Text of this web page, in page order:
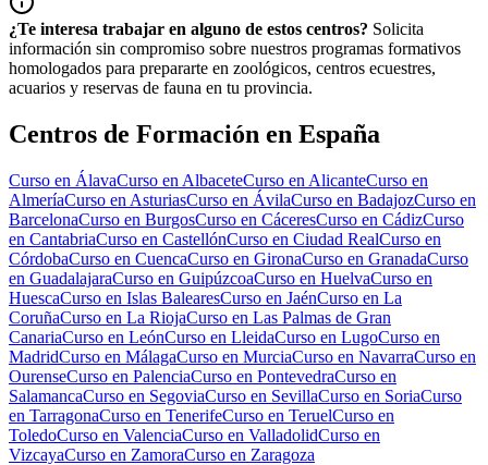
¿Te interesa trabajar en alguno de estos centros? Solicita
información sin compromiso sobre nuestros programas formativos
homologados para prepararte en zoológicos, centros ecuestres,
acuarios y reservas de fauna en tu provincia.
Centros de Formación en España
Curso en ÁlavaCurso en AlbaceteCurso en AlicanteCurso en
AlmeríaCurso en AsturiasCurso en ÁvilaCurso en BadajozCurso en
BarcelonaCurso en BurgosCurso en CáceresCurso en CádizCurso
en CantabriaCurso en CastellónCurso en Ciudad RealCurso en
CórdobaCurso en CuencaCurso en GironaCurso en GranadaCurso
en GuadalajaraCurso en GuipúzcoaCurso en HuelvaCurso en
HuescaCurso en Islas BalearesCurso en JaénCurso en La
CoruñaCurso en La RiojaCurso en Las Palmas de Gran
CanariaCurso en LeónCurso en LleidaCurso en LugoCurso en
MadridCurso en MálagaCurso en MurciaCurso en NavarraCurso en
OurenseCurso en PalenciaCurso en PontevedraCurso en
SalamancaCurso en SegoviaCurso en SevillaCurso en SoriaCurso
en TarragonaCurso en TenerifeCurso en TeruelCurso en
ToledoCurso en ValenciaCurso en ValladolidCurso en
VizcayaCurso en ZamoraCurso en Zaragoza